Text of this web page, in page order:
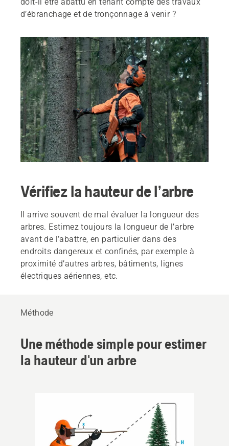
d’ébranchage et de tronçonnage à venir ?
Vérifiez la hauteur de l’arbre
Il arrive souvent de mal évaluer la longueur des
arbres. Estimez toujours la longueur de l’arbre
avant de l’abattre, en particulier dans des
endroits dangereux et confinés, par exemple à
proximité d’autres arbres, bâtiments, lignes
électriques aériennes, etc.
Méthode
Une méthode simple pour estimer
la hauteur d'un arbre